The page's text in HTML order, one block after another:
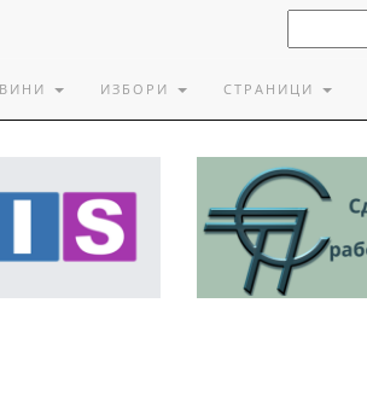
ИЗБОРИ СТРАНИЦИ